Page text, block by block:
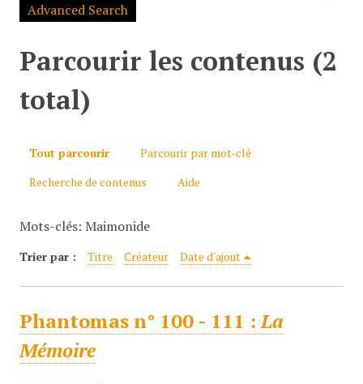
Advanced Search
Parcourir les contenus (2
total)
Tout parcourir
Parcourir par mot-clé
Recherche de contenus
Aide
Mots-clés: Maimonide
Trier par : Titre Créateur Date d'ajout
Phantomas n° 100 - 111 :La
Mémoire